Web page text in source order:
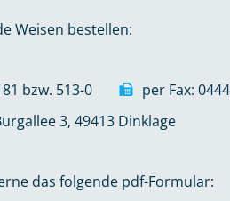
Weisen bestellen:
bzw. 513-0
per Fax:
3, 49413 Dinklage
das folgende pdf-Formular: